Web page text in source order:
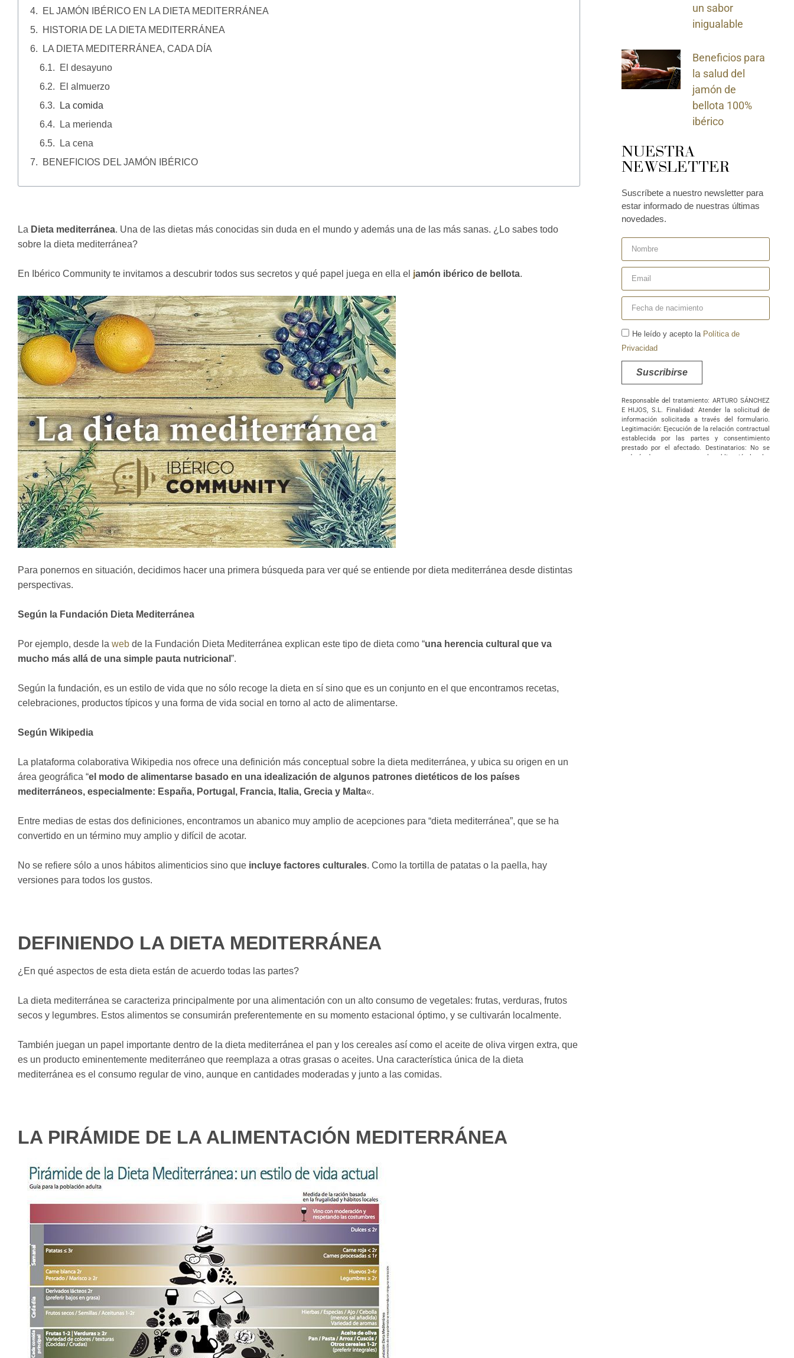
EL JAMÓN IBÉRICO EN LA DIETA MEDITERRÁNEA
HISTORIA DE LA DIETA MEDITERRÁNEA
LA DIETA MEDITERRÁNEA, CADA DÍA
El desayuno
El almuerzo
La comida
La merienda
La cena
BENEFICIOS DEL JAMÓN IBÉRICO
La Dieta mediterránea. Una de las dietas más conocidas sin duda en el mundo y además una de las más sanas. ¿Lo sabes todo
sobre la dieta mediterránea?
En Ibérico Community te invitamos a descubrir todos sus secretos y qué papel juega en ella el jamón ibérico de bellota.
Para ponernos en situación, decidimos hacer una primera búsqueda para ver qué se entiende por dieta mediterránea desde distintas
perspectivas.
Según la Fundación Dieta Mediterránea
Por ejemplo, desde la web de la Fundación Dieta Mediterránea explican este tipo de dieta como “una herencia cultural que va
mucho más allá de una simple pauta nutricional ”.
Según la fundación, es un estilo de vida que no sólo recoge la dieta en sí sino que es un conjunto en el que encontramos recetas,
celebraciones, productos típicos y una forma de vida social en torno al acto de alimentarse.
Según Wikipedia
La plataforma colaborativa Wikipedia nos ofrece una definición más conceptual sobre la dieta mediterránea, y ubica su origen en un
área geográfica “el modo de alimentarse basado en una idealización de algunos patrones dietéticos de los países
mediterráneos,​ especialmente: España, Portugal, Francia, Italia, Grecia y Malta«.
Entre medias de estas dos definiciones, encontramos un abanico muy amplio de acepciones para “dieta mediterránea”, que se ha
convertido en un término muy amplio y difícil de acotar.
No se refiere sólo a unos hábitos alimenticios sino que incluye factores culturales. Como la tortilla de patatas o la paella, hay
versiones para todos los gustos.
DEFINIENDO LA DIETA MEDITERRÁNEA
¿En qué aspectos de esta dieta están de acuerdo todas las partes?
La dieta mediterránea se caracteriza principalmente por una alimentación con un alto consumo de vegetales: frutas, verduras, frutos
secos y legumbres. Estos alimentos se consumirán preferentemente en su momento estacional óptimo, y se cultivarán localmente.
También juegan un papel importante dentro de la dieta mediterránea el pan y los cereales así como el aceite de oliva virgen extra, que
es un producto eminentemente mediterráneo que reemplaza a otras grasas o aceites. Una característica única de la dieta
mediterránea es el consumo regular de vino, aunque en cantidades moderadas y junto a las comidas.
LA PIRÁMIDE DE LA ALIMENTACIÓN MEDITERRÁNEA
un sabor
inigualable
Beneficios para
la salud del
jamón de
bellota 100%
ibérico
NUESTRA
NEWSLETTER
Suscríbete a nuestro newsletter para
estar informado de nuestras últimas
novedades.
He leído y acepto la Política de
Privacidad
Suscribirse
Responsable del tratamiento: ARTURO SÁNCHEZ
E HIJOS, S.L. Finalidad: Atender la solicitud de
información solicitada a través del formulario.
Legitimación: Ejecución de la relación contractual
establecida por las partes y consentimiento
prestado por el afectado. Destinatarios: No se
cederán datos a terceros, salvo obligación legal o